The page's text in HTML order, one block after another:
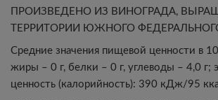
ПРОИЗВЕДЕНО ИЗ ВИНОГРАДА,
ТЕРРИТОРИИ ЮЖНОГО
Средние значения пищевой ценности в
жиры – 0 г, белки – 0 г, углеводы – 4,0 г;
ценность (калорийность): 390 кДж/95